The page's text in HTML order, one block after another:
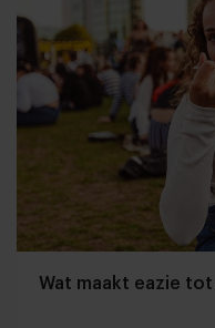
Wat maakt eazie